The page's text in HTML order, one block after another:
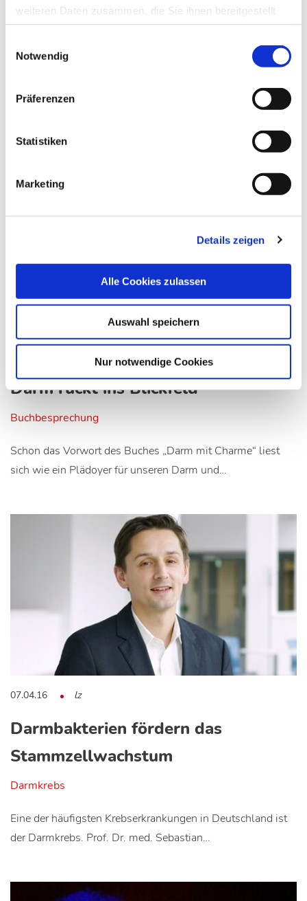
weiteren Daten zusammen, die Sie ihnen bereitgestellt
haben oder die sie im Rahmen Ihrer Nutzung der Dienste
Notwendig
Präferenzen
Statistiken
Marketing
Details zeigen
Alle Cookies zulassen
Auswahl speichern
Nur notwendige Cookies
Newsletter abonnieren
* Pflichtfeld
Das könnte Sie auch interessieren:
C. Franzen
Darm rückt ins Blickfeld
Buchbesprechung
Schon das Vorwort des Buches „Darm mit Charme“ liest
sich wie ein Plädoyer für unseren Darm und…
07.04.16 lz
Darmbakterien fördern das
Stammzellwachstum
Darmkrebs
Eine der häufigsten Krebserkrankungen in Deutschland ist
der Darmkrebs. Prof. Dr. med. Sebastian…